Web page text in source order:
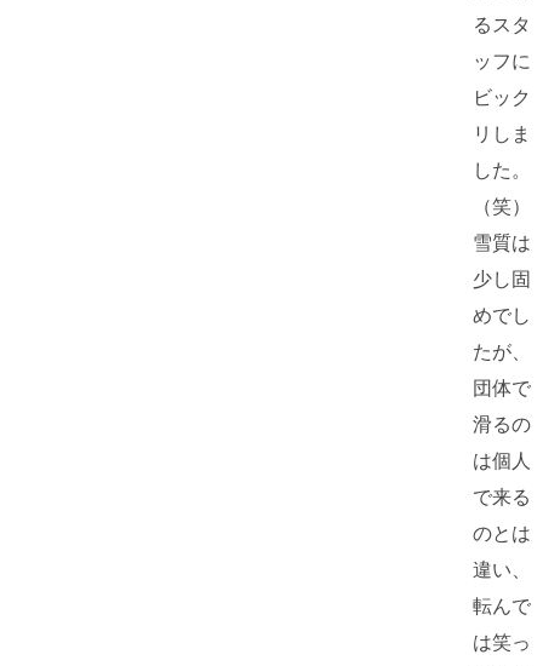
るスタ
ッフに
ビック
リしま
した。
（笑）
雪質は
少し固
めでし
たが、
団体で
滑るの
は個人
で来る
のとは
違い、
転んで
は笑っ